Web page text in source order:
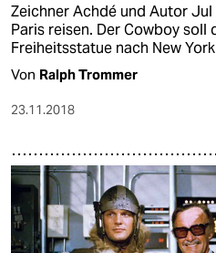
Zeichner Achdé und Autor Jul
Paris reisen. Der Cowboy soll
Freiheitsstatue nach New
Von Ralph Trommer
23.11.2018